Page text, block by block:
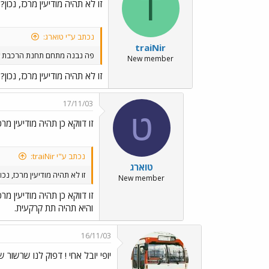
T
traiNir
New member
זו לא תהיה מודיעין מרכז, נכון?
נכתב ע"י טוארג:
פה נבנה מתחם תחנת הרכבת
זו לא תהיה מודיעין מרכז, נכון?
ט
טוארג
New member
17/11/03
זו דווקא כן תהיה מודיעין
נכתב ע"י traiNir:
זו לא תהיה מודיעין מרכז,
זו דווקא כן תהיה מודיעין
והיא תהיה תת קרקעית.
16/11/03
יופי יובל אחי ! דפוק לנו שרשור